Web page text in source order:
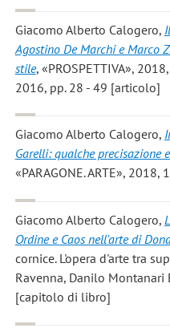
Giacomo Alberto Calogero,
Agostino De Marchi e Marco
stile, «PROSPETTIVA»,
2016, pp. 28 - 49 [articolo]
Giacomo Alberto Calogero,
Garelli: qualche precisazione
«PARAGONE. ARTE»,
Giacomo Alberto Calogero,
Ordine e Caos nell'arte di
cornice. L'opera d'arte tra
Ravenna, Danilo Montanari
[capitolo di libro]